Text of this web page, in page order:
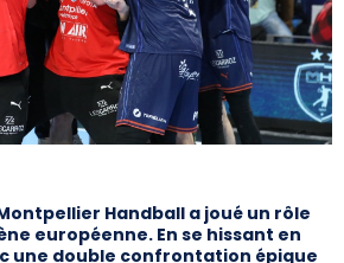
Handball a joué un rôle
européenne. En se hissant en
une double confrontation épique